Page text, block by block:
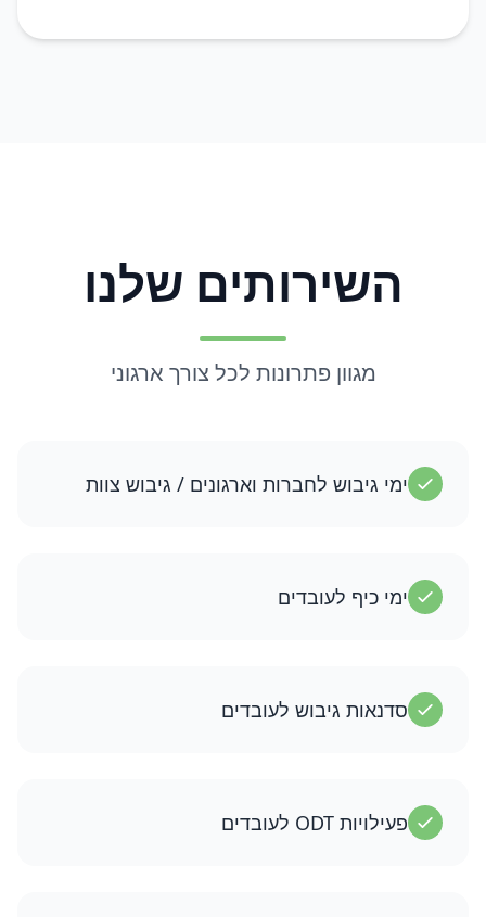
השירותים שלנו
מגוון פתרונות לכל צורך ארגוני
ימי גיבוש לחברות וארגונים / גיבוש צוות
ימי כיף לעובדים
סדנאות גיבוש לעובדים
פעילויות ODT לעובדים